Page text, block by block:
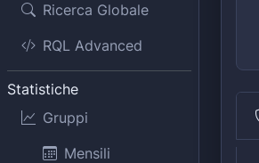
Ricerca Globale
RQL Advanced
Statistiche
Gruppi
Mensili